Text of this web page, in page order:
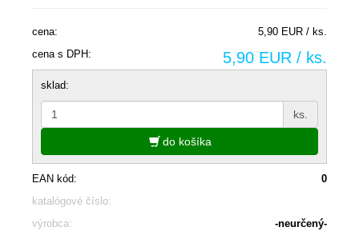
cena:
5,90 EUR / ks.
cena s DPH:
5,90 EUR / ks.
sklad:
ks.
do košíka
EAN kód:
0
katalógové číslo:
výrobca:
-neurčený-